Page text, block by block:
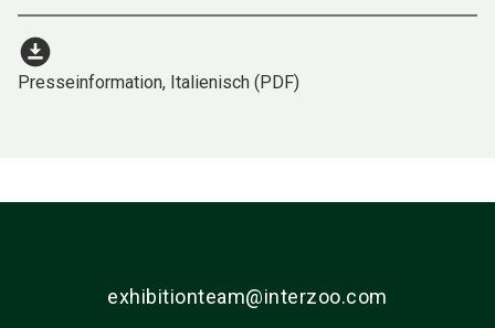
download_for_offline
Presseinformation, Italienisch (PDF)
exhibitionteam@interzoo.com